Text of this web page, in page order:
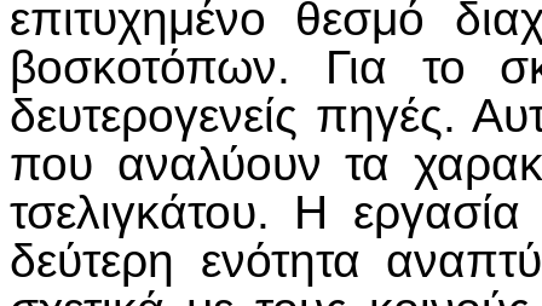
επιτυχημένο θεσμό
βοσκοτόπων. Για το
δευτερογενείς πηγές.
που αναλύουν τα
τσελιγκάτου. Η
δεύτερη ενότητα